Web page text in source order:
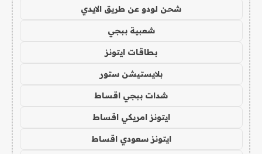
شحن لودو عن طريق الايدي
شعبية ببجي
بطاقات ايتونز
بلايستيشن ستور
شدات ببجي اقساط
ايتونز امريكي اقساط
ايتونز سعودي اقساط